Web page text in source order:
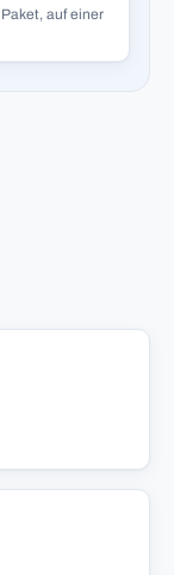
auf einer